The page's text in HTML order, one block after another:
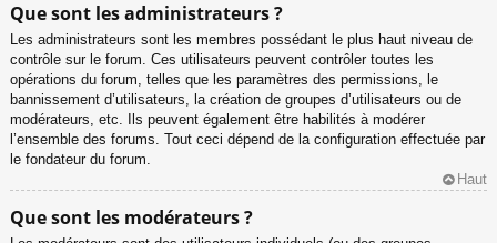
Que sont les administrateurs ?
Les administrateurs sont les membres possédant le plus haut niveau de
contrôle sur le forum. Ces utilisateurs peuvent contrôler toutes les
opérations du forum, telles que les paramètres des permissions, le
bannissement d’utilisateurs, la création de groupes d’utilisateurs ou de
modérateurs, etc. Ils peuvent également être habilités à modérer
l’ensemble des forums. Tout ceci dépend de la configuration effectuée par
le fondateur du forum.
Haut
Que sont les modérateurs ?